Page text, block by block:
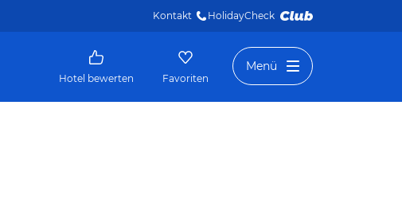
Kontakt HolidayCheck
Hotel bewerten Favoriten
Menü